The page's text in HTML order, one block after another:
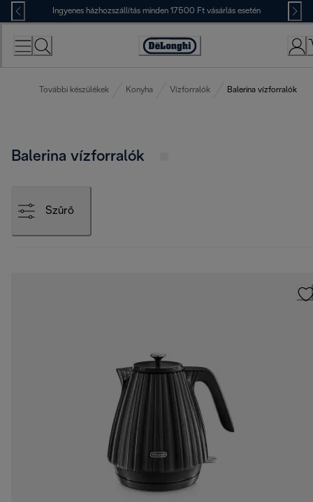
Skip
to
Content
Ingyenes házhozszállítás minden 17500 Ft vásárlás esetén
Accessibility
További készülékek Konyha Vízforralók Balerina vízforralók
Balerina vízforralók
Szűrő